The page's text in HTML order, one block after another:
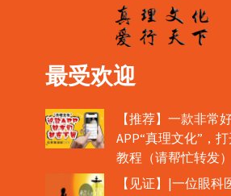
最受欢迎
【推荐】一款非常
APP“真理文化”，
教程（请帮忙转发）
【见证】|一位眼